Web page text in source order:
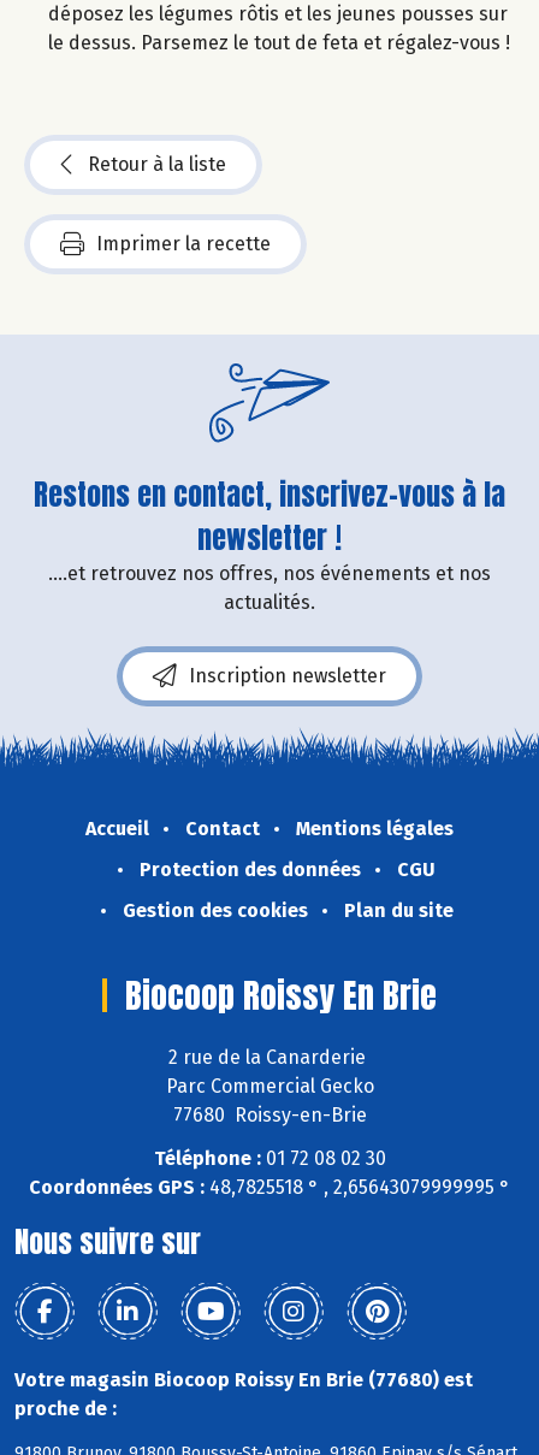
déposez les légumes rôtis et les jeunes pousses sur
le dessus. Parsemez le tout de feta et régalez-vous !
Retour à la liste
Imprimer la recette
Restons en contact, inscrivez-vous à la
newsletter !
....et retrouvez nos offres, nos événements et nos
actualités.
Inscription newsletter
Accueil Contact
Mentions légales
Protection des données
CGU
Gestion des cookies
Plan du site
Biocoop Roissy En Brie
2 rue de la Canarderie
Parc Commercial Gecko
77680 Roissy-en-Brie
Téléphone :01 72 08 02 30
Coordonnées GPS : 48,7825518 ° , 2,65643079999995 °
Nous suivre sur
Votre magasin Biocoop Roissy En Brie (77680) est
proche de :